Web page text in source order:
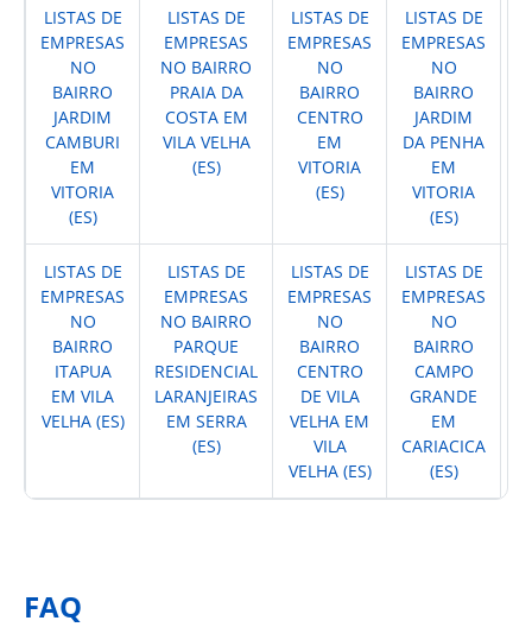
LISTAS DE
EMPRESAS
NO
BAIRRO
JARDIM
CAMBURI
EM
VITORIA
(ES)
LISTAS DE
EMPRESAS
NO BAIRRO
PRAIA DA
COSTA EM
VILA VELHA
(ES)
LISTAS DE
EMPRESAS
NO
BAIRRO
CENTRO
EM
VITORIA
(ES)
LISTAS DE
EMPRESAS
NO
BAIRRO
JARDIM
DA PENHA
EM
VITORIA
(ES)
LISTAS DE
EMPRESAS
NO
BAIRRO
ITAPUA
EM VILA
VELHA (ES)
LISTAS DE
EMPRESAS
NO BAIRRO
PARQUE
RESIDENCIAL
LARANJEIRAS
EM SERRA
(ES)
LISTAS DE
EMPRESAS
NO
BAIRRO
CENTRO
DE VILA
VELHA EM
VILA
VELHA (ES)
LISTAS DE
EMPRESAS
NO
BAIRRO
CAMPO
GRANDE
EM
CARIACICA
(ES)
FAQ